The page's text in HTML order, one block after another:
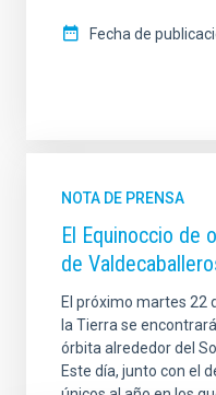
Fecha de
NOTA DE PRENSA
El Equinoccio de
de
El próximo martes 22
la Tierra se
órbita alrededor del
Este día, junto con el